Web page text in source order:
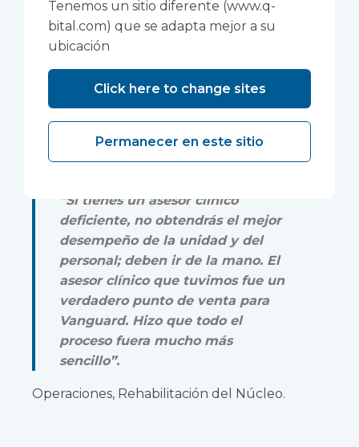
“Tuvimos el apoyo de un miembro
del personal clínico que tenía
mucho conocimiento y
experiencia. Tuvieron soluciones a
facilitador fue excelente.”
Operaciones, Rehabilitación del Núcleo.
“Si tienes un asesor clínico
deficiente, no obtendrás el mejor
desempeño de la unidad y del
personal; deben ir de la mano. El
asesor clínico que tuvimos fue un
verdadero punto de venta para
Vanguard. Hizo que todo el
proceso fuera mucho más
sencillo”.
Operaciones, Rehabilitación del Núcleo.
Tenemos un sitio diferente (www.q-
bital.com) que se adapta mejor a su
ubicación
Click here to change sites
Permanecer en este sitio